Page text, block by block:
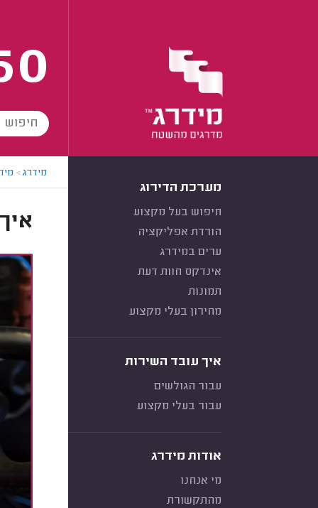
מערכת הדירוג
חיפוש בעל מקצוע
הורדת אפליקציה
ערים במידרג
אינדקס חוות דעת
תמונות
מחירון בעלי מקצוע
איך עובד השירות
עבור הגולשים
עבור בעלי מקצוע
אודות מידרג
מי אנחנו
מהתקשורת
מידרג>